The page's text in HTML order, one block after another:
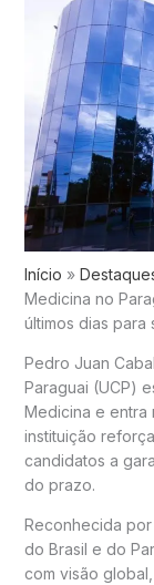
Início
Medicina no
últimos dias para
Pedro Juan
Paraguai (UCP)
Medicina e entra
instituição
candidatos a
do prazo.
Reconhecida
do Brasil e do
com visão